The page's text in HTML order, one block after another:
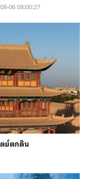
06 08:00:27
ย์ตกดิน